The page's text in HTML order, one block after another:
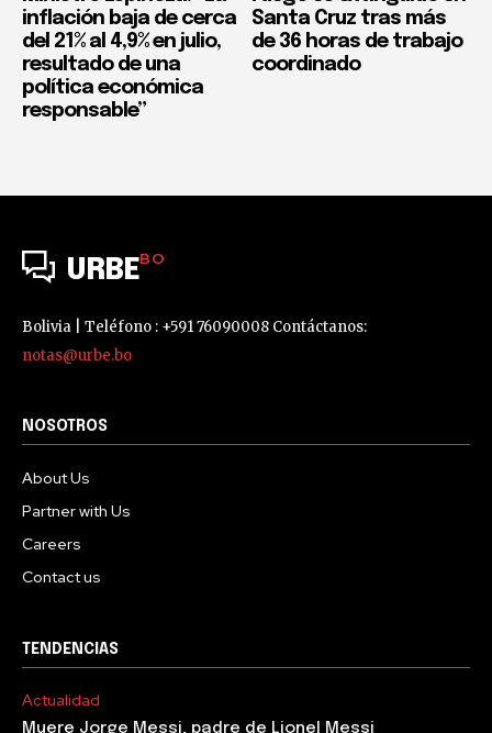
inflación baja de cerca
del 21% al 4,9% en julio,
resultado de una
política económica
responsable”
Santa Cruz tras más
de 36 horas de trabajo
coordinado
URBEBO
Bolivia | Teléfono : +591 76090008 Contáctanos:
notas@urbe.bo
NOSOTROS
About Us
Partner with Us
Careers
Contact us
TENDENCIAS
Actualidad
Muere Jorge Messi, padre de Lionel Messi